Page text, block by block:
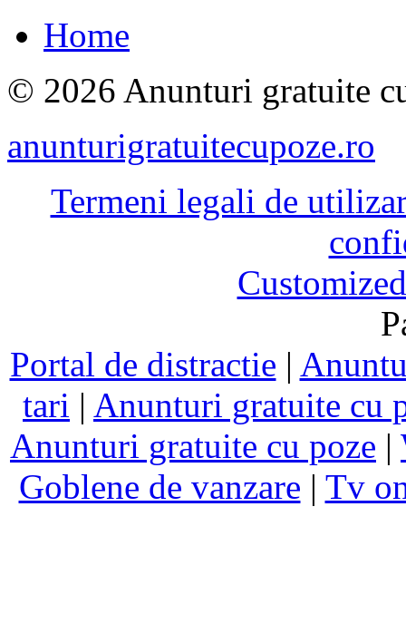
Home
© 2026 Anunturi gratuite
anunturigratuitecupoze.ro
Termeni legali de
Portal de distractie |
tari | Anunturi gratuite cu
Anunturi gratuite cu poze |
Goblene de vanzare | Tv